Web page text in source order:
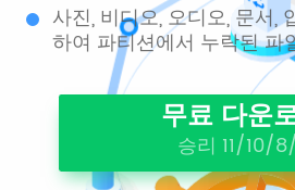
사진, 비디오, 오디오, 문서,
하여 파티션에서 누락된 파
무료 다운
승리 11/10/